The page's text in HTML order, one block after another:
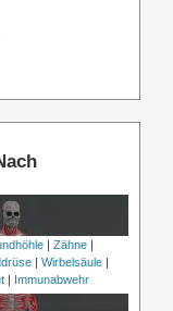
| Zähne|
| Wirbelsäule|
| Immunabwehr